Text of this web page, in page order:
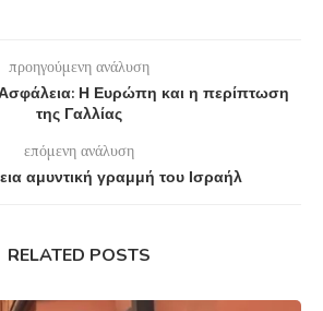
προηγούμενη ανάλυση
Η Ευρώπη και η περίπτωση
της Γαλλίας
επόμενη ανάλυση
αμυντική γραμμή του Ισραήλ
RELATED POSTS